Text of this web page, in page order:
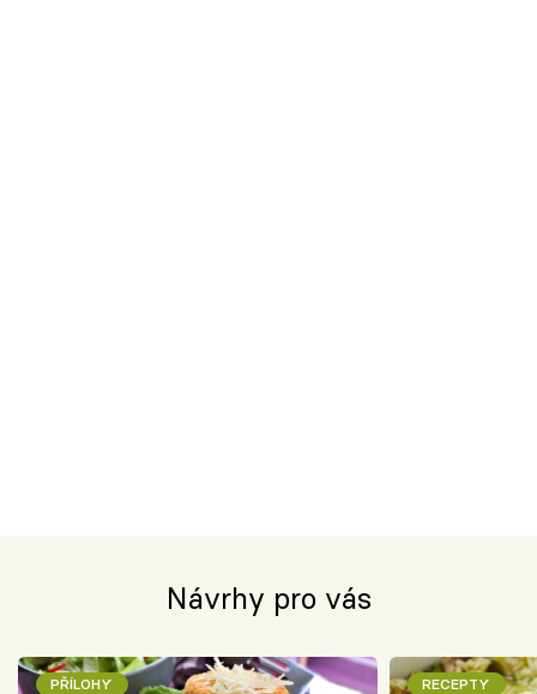
Návrhy pro vás
PŘÍLOHY RECEPTY